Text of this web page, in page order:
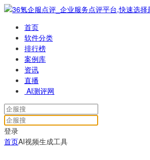
首页
软件分类
排行榜
案例库
资讯
直播
AI测评网
登录
首页AI视频生成工具